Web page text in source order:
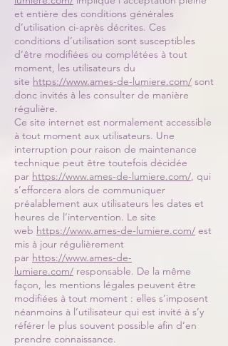
et entière des conditions générales
d’utilisation ci-après décrites. Ces
conditions d’utilisation sont susceptibles
d’être modifiées ou complétées à tout
moment, les utilisateurs du
site https://www.ames-de-lumiere.com/ sont
donc invités à les consulter de manière
régulière.
Ce site internet est normalement accessible
à tout moment aux utilisateurs. Une
interruption pour raison de maintenance
technique peut être toutefois décidée
par https://www.ames-de-lumiere.com/, qui
s’efforcera alors de communiquer
préalablement aux utilisateurs les dates et
heures de l’intervention. Le site
web https://www.ames-de-lumiere.com/ est
mis à jour régulièrement
par https://www.ames-de-
lumiere.com/ responsable. De la même
façon, les mentions légales peuvent être
modifiées à tout moment : elles s’imposent
néanmoins à l’utilisateur qui est invité à s’y
référer le plus souvent possible afin d’en
prendre connaissance.